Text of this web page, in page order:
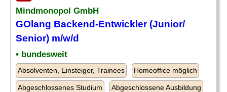
Mindmonopol GmbH
GOlang Backend-Entwickler (Junior/
Senior) m/w/d
• bundesweit
Absolventen, Einsteiger, Trainees Homeoffice möglich
Abgeschlossenes Studium Abgeschlossene Ausbildung